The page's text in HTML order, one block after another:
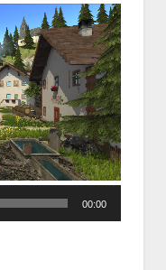
00:00